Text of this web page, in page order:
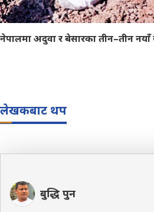
नेपालमा अदुवा र बेसारका तीन–तीन नयाँ
लेखकबाट थप
बुद्धि पुन